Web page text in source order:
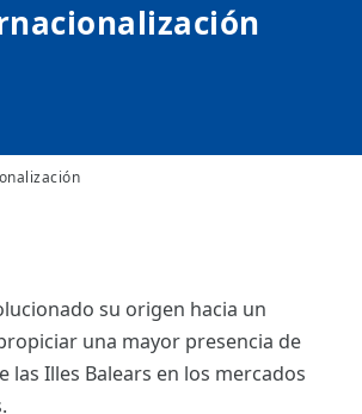
su origen hacia un
una mayor presencia de
las Illes Balears en los mercados